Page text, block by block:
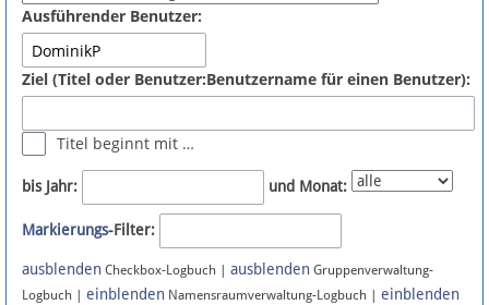
Fehler melden
Newsletter
Bluesky
Facebook
Ausführender Benutzer:
Ziel (Titel oder Benutzer:Benutzername für einen Benutzer):
Titel beginnt mit …
bis Jahr: und Monat:
Markierungs-Filter:
ausblenden Checkbox-Logbuch | ausblenden Gruppenverwaltung-
Logbuch | einblenden Namensraumverwaltung-Logbuch | einblenden